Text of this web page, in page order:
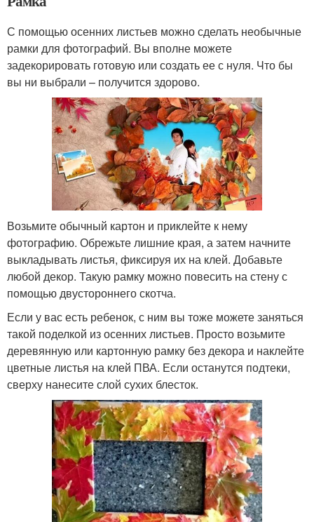
С помощью осенних листьев можно сделать необычные
рамки для фотографий. Вы вполне можете
задекорировать готовую или создать ее с нуля. Что бы
вы ни выбрали – получится здорово.
Возьмите обычный картон и приклейте к нему
фотографию. Обрежьте лишние края, а затем начните
выкладывать листья, фиксируя их на клей. Добавьте
любой декор. Такую рамку можно повесить на стену с
помощью двустороннего скотча.
Если у вас есть ребенок, с ним вы тоже можете заняться
такой поделкой из осенних листьев. Просто возьмите
деревянную или картонную рамку без декора и наклейте
цветные листья на клей ПВА. Если останутся подтеки,
сверху нанесите слой сухих блесток.